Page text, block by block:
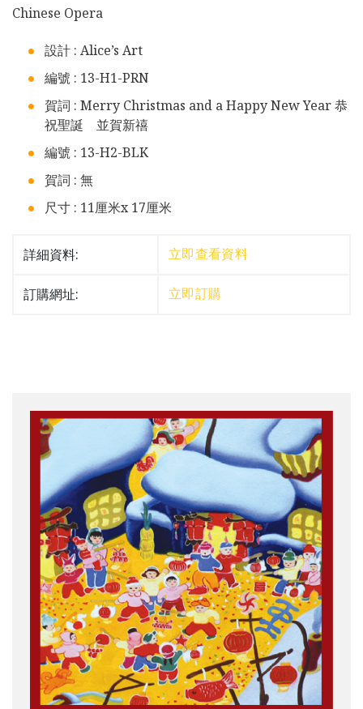
Chinese Opera
設計 : Alice’s Art
編號 : 13-H1-PRN
賀詞 : Merry Christmas and a Happy New Year 恭
祝聖誕 並賀新禧
編號 : 13-H2-BLK
賀詞 : 無
尺寸 : 11厘米x 17厘米
詳細資料: 立即查看資料
訂購網址: 立即訂購